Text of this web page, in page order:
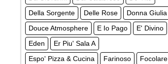
Della Sorgente
Delle Rose
Donna Giulia
Douce Atmosphere
E Io Pago
E' Divino
Eden
Er Piu' Sala A
Espo' Pizza & Cucina
Farinoso
Focolare